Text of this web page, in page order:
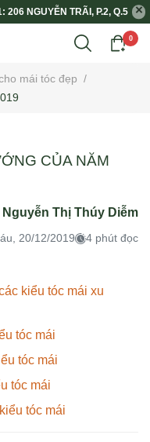
206 NGUYỄN TRÃI, P.2, Q.5
0
mái tóc đẹp /
CỦA NĂM
Nguyễn Thị Thúy Diễm
20/12/2019 4 phút đọc
kiểu tóc mái xu
tóc mái
tóc mái
tóc mái
tóc mái